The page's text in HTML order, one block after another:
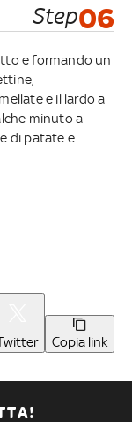
Step06
e formando un
e il lardo a
minuto a
di patate e
Copia link